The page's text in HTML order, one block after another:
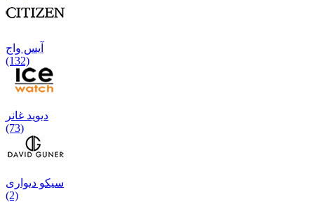
آیس واج
(132)
دیوید غانر
(73)
سیکو دیواری
(2)